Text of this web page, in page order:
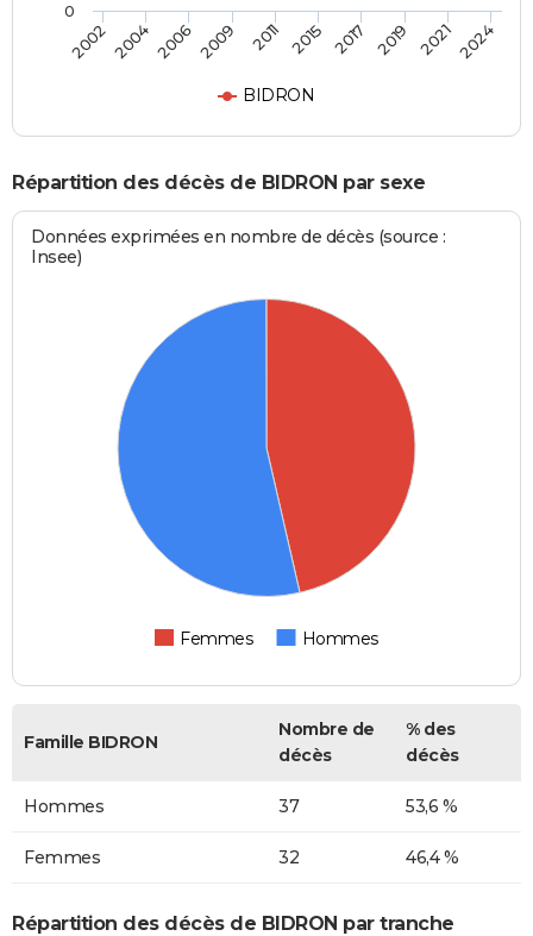
BIDRON
2002200420062009 2011 2015 2017 2019 20212024
0
Répartition des décès de BIDRON par sexe
Données exprimées en nombre de décès (source :
Insee)
Femmes Hommes
Famille BIDRON
Nombre de
décès
% des
décès
Hommes 37 53,6 %
Femmes 32 46,4 %
Répartition des décès de BIDRON par tranche